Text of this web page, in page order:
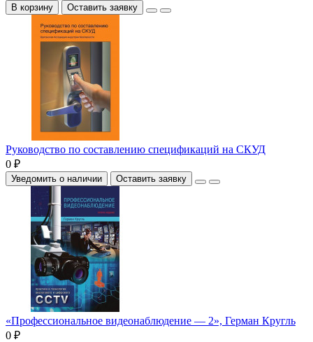
В корзину Оставить заявку
Руководство по составлению спецификаций на СКУД
0 ₽
Уведомить о наличии Оставить заявку
«Профессиональное видеонаблюдение — 2», Герман Кругль
0 ₽